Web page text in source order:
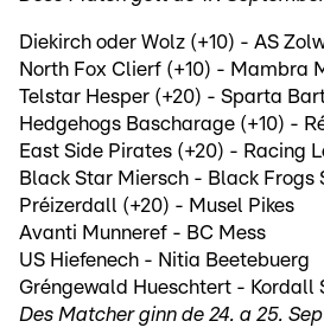
Diekirch oder Wolz (+10) - AS
North Fox Clierf (+10) - Mambra
Telstar Hesper (+20) - Sparta
Hedgehogs Bascharage (+10) -
East Side Pirates (+20) - Racing
Black Star Miersch - Black Frogs
Préizerdall (+20) - Musel Pikes
Avanti Munneref - BC Mess
US Hiefenech - Nitia Beetebuerg
Gréngewald Hueschtert - Kordall
Des Matcher ginn de 24. a 25.